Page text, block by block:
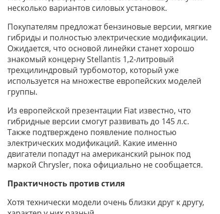
несколько вариантов силовых установок.
Покупателям предложат бензиновые версии, мягкие
гибриды и полностью электрические модификации.
Ожидается, что основой линейки станет хорошо
знакомый концерну Stellantis 1,2-литровый
трехцилиндровый турбомотор, который уже
используется на множестве европейских моделей
группы.
Из европейской презентации Fiat известно, что
гибридные версии смогут развивать до 145 л.с.
Также подтверждено появление полностью
электрических модификаций. Какие именно
двигатели попадут на американский рынок под
маркой Chrysler, пока официально не сообщается.
Практичность против стиля
Хотя технически модели очень близки друг к другу,